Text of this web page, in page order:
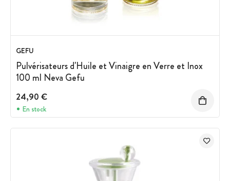
GEFU
Pulvérisateurs d'Huile et Vinaigre en Verre et Inox
100 ml Neva Gefu
24,90 €
En stock